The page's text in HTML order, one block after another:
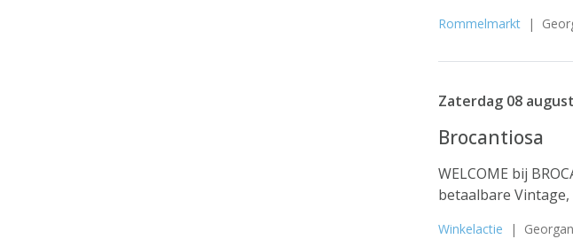
Rommelmarkt |
Zaterdag 08
Brocantiosa
WELCOME bij
betaalbare
Winkelactie |